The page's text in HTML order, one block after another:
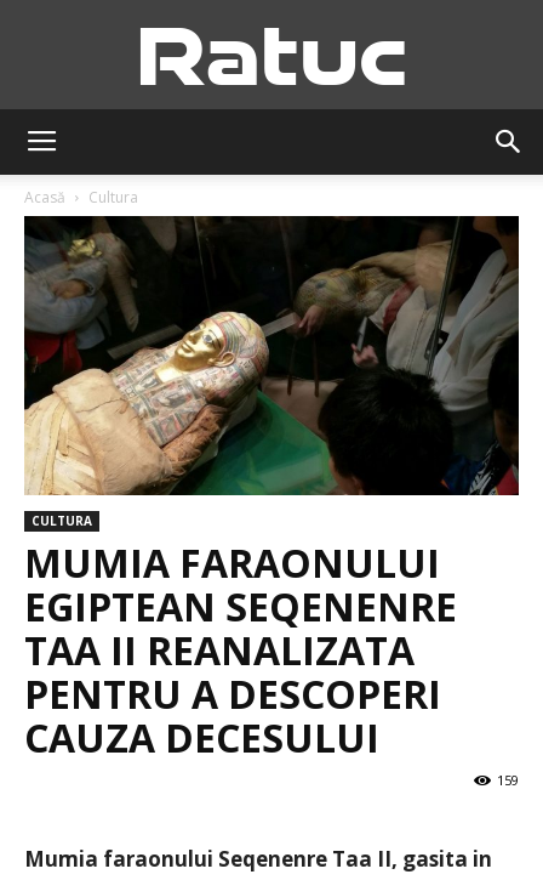
Acasă Cultura
CULTURA
MUMIA FARAONULUI
EGIPTEAN SEQENENRE
TAA II REANALIZATA
PENTRU A DESCOPERI
CAUZA DECESULUI
159
Mumia faraonului Seqenenre Taa II, gasita in